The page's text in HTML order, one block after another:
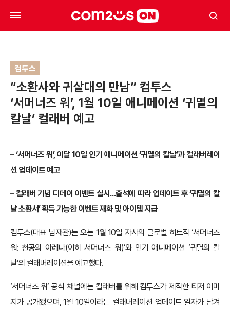
컴투스
“소환사와 귀살대의 만남” 컴투스
‘서머너즈 워’, 1월 10일 애니메이션 ‘귀멸의
칼날’ 컬래버 예고
– ‘서머너즈 워’, 이달 10일 인기 애니메이션 ‘귀멸의 칼날’과 컬래버레이
션 업데이트 예고
– 컬래버 기념 디데이 이벤트 실시…출석에 따라 업데이트 후 ‘귀멸의 칼
날 소환서’ 획득 가능한 이벤트 재화 및 아이템 지급
컴투스(대표 남재관)는 오는 1월 10일 자사의 글로벌 히트작 ‘서머너즈
워: 천공의 아레나(이하 서머너즈 워)’와 인기 애니메이션 ‘귀멸의 칼
날’의 컬래버레이션을 예고했다.
‘서머너즈 워’ 공식 채널에는 컬래버를 위해 컴투스가 제작한 티저 이미
지가 공개됐으며, 1월 10일이라는 컬래버레이션 업데이트 일자가 담겨